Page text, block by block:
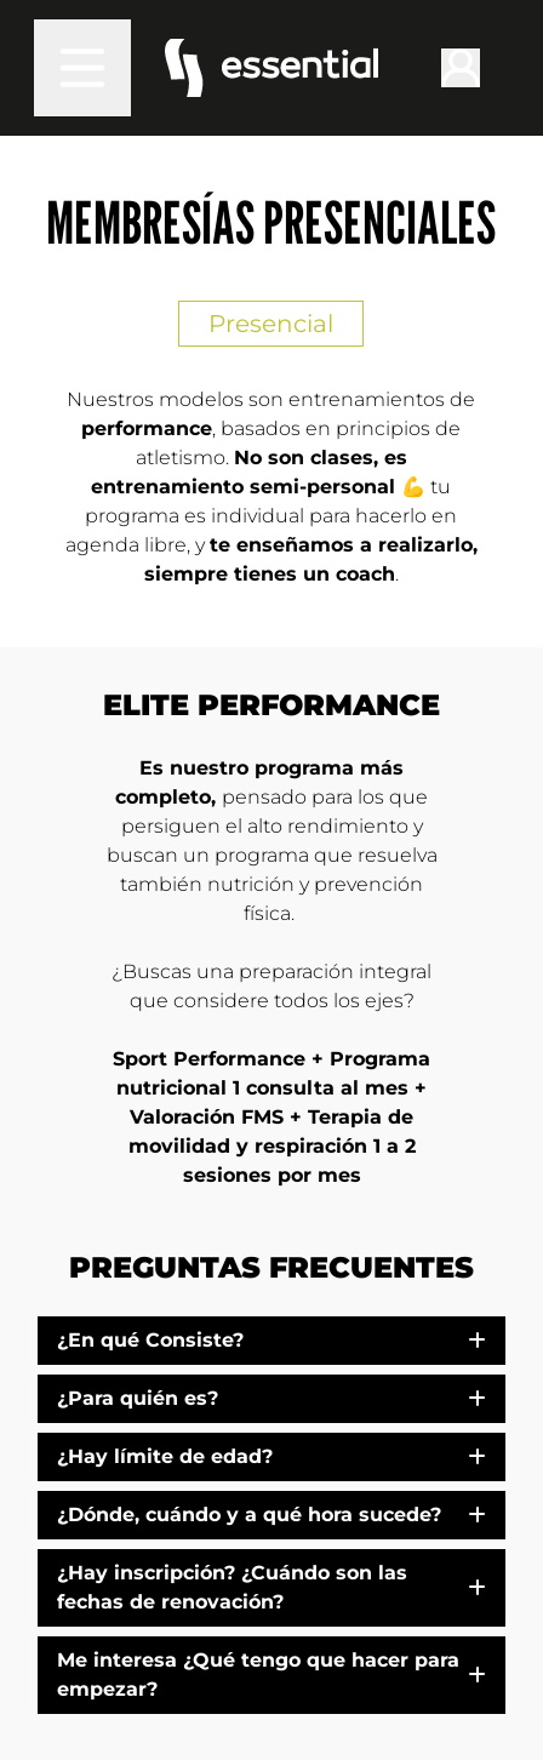
MEMBRESÍAS PRESENCIALES
Presencial
Nuestros modelos son entrenamientos de
performance, basados en principios de
atletismo. No son clases, es
entrenamiento semi-personal 💪 tu
programa es individual para hacerlo en
agenda libre, yte enseñamos a realizarlo,
siempre tienes un coach.
ELITE PERFORMANCE
Es nuestro programa más
completo, pensado para los que
persiguen el alto rendimiento y
buscan un programa que resuelva
también nutrición y prevención
física.
¿Buscas una preparación integral
que considere todos los ejes?
Sport Performance + Programa
nutricional 1 consulta al mes +
Valoración FMS + Terapia de
movilidad y respiración 1 a 2
sesiones por mes
PREGUNTAS FRECUENTES
¿En qué Consiste?
¿Para quién es?
¿Hay límite de edad?
¿Dónde, cuándo y a qué hora sucede?
¿Hay inscripción? ¿Cuándo son las
fechas de renovación?
Me interesa ¿Qué tengo que hacer para
empezar?